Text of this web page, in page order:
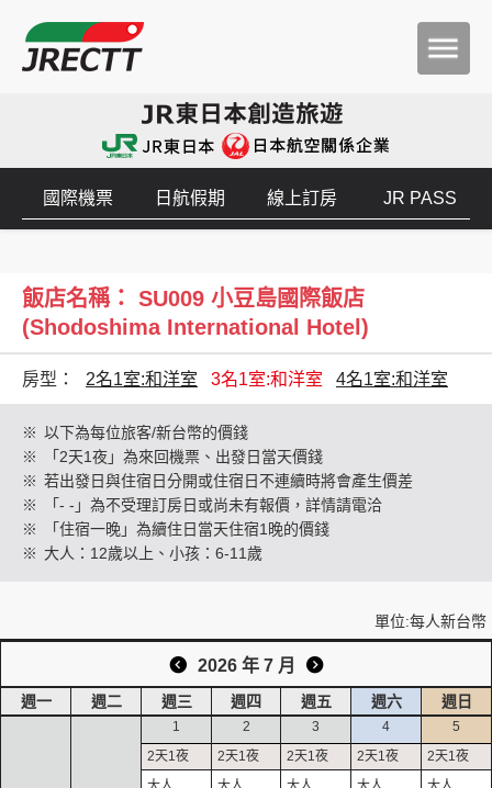
國際機票 日航假期 線上訂房 JR PASS
飯店名稱： SU009 小豆島國際飯店
(Shodoshima International Hotel)
房型： 2名1室:和洋室 3名1室:和洋室 4名1室:和洋室
※ 以下為每位旅客/新台幣的價錢
※
「2天1夜」為來回機票、出發日當天價錢
※ 若出發日與住宿日分開或住宿日不連續時將會產生價差
※
「- -」為不受理訂房日或尚未有報價，詳情請電洽
※
「住宿一晚」為續住日當天住宿1晚的價錢
※ 大人：12歲以上、小孩：6-11歲
單位:每人新台幣
2026 年 7 月
週一 週二 週三 週四 週五 週六 週日
1 2 3 4 5